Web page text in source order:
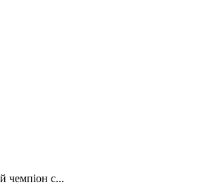
чемпіон с...